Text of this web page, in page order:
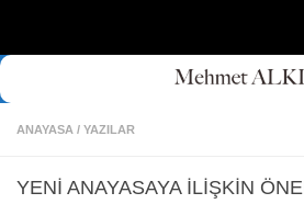
ANAYASA / YAZILAR
YENİ ANAYASAYA İLİŞKİN